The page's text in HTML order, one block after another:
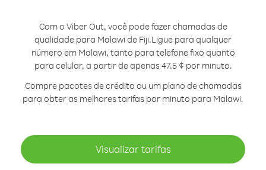
Com o Viber Out, você pode fazer chamadas de
qualidade para Malawi de Fiji.Ligue para qualquer
número em Malawi, tanto para telefone fixo quanto
para celular, a partir de apenas 47.5 ¢ por minuto.
Compre pacotes de crédito ou um plano de chamadas
para obter as melhores tarifas por minuto para Malawi.
Visualizar tarifas